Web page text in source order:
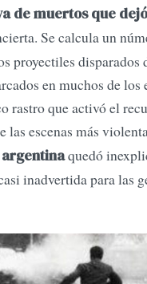
de muertos que
Se calcula un
proyectiles disparados
en muchos de
rastro que activó el
las escenas más
quedó
inadvertida para las